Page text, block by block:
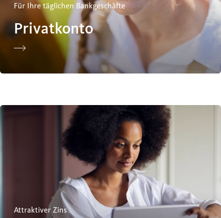
Für Ihre täglichen Bankgeschäfte
Privatkonto
Attraktiver Zins